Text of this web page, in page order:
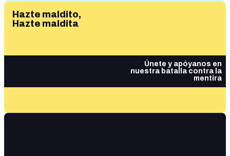
Hazte maldito,
Hazte maldita
Únete y apóyanos en
nuestra batalla contra la
mentira